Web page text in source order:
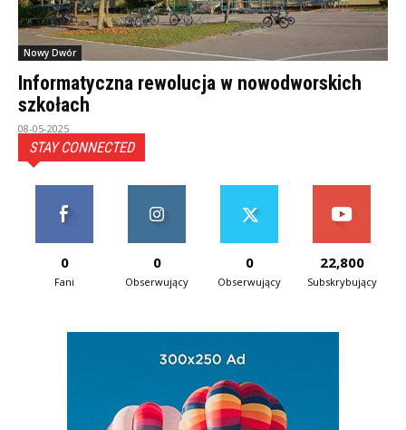
Nowy Dwór
Informatyczna rewolucja w nowodworskich
szkołach
08-05-2025
STAY CONNECTED
0
Fani
0
Obserwujący
0
Obserwujący
22,800
Subskrybujący